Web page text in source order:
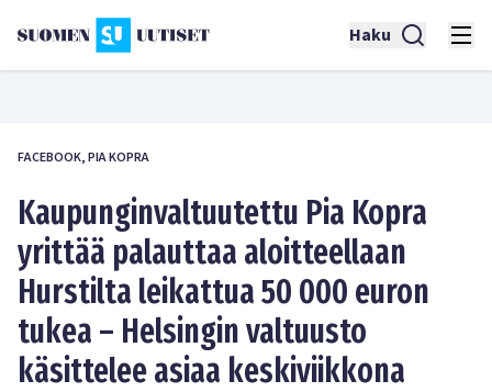
Haku
FACEBOOK, PIA KOPRA
Kaupunginvaltuutettu Pia Kopra
yrittää palauttaa aloitteellaan
Hurstilta leikattua 50 000 euron
tukea – Helsingin valtuusto
käsittelee asiaa keskiviikkona